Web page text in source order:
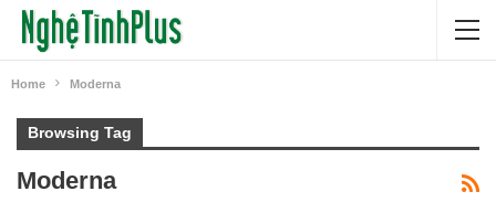
Home Moderna
Browsing Tag
Moderna